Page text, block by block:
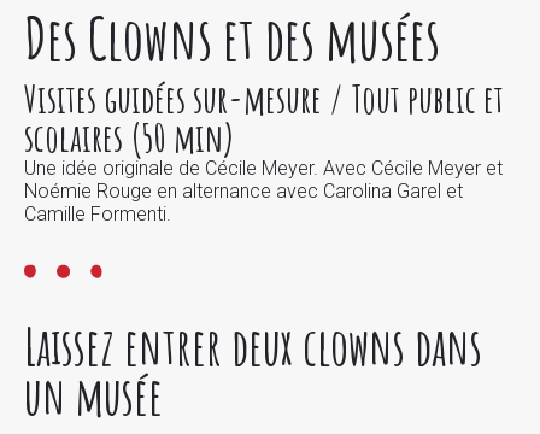
Des Clowns et des musées
Visites guidées sur-mesure / Tout public et
scolaires (50 min)
Une idée originale de Cécile Meyer. Avec Cécile Meyer et
Noémie Rouge en alternance avec Carolina Garel et
Camille Formenti.
Laissez entrer deux clowns dans
un musée